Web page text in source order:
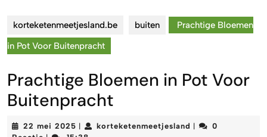
korteketenmeetjesland.be buiten
Prachtige Bloemen
in Pot Voor Buitenpracht
Prachtige Bloemen in Pot Voor
Buitenpracht
22 mei 2025 22
korteketenmeetjesland
0